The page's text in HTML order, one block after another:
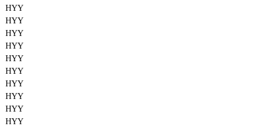
HYY
HYY
HYY
HYY
HYY
HYY
HYY
HYY
HYY
HYY